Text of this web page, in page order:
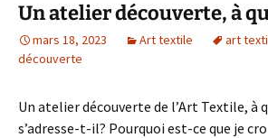
Un atelier découverte, à
mars 18, 2023 Art textile art
découverte
Un atelier découverte de l’Art Textile, à
s’adresse-t-il? Pourquoi est-ce que je